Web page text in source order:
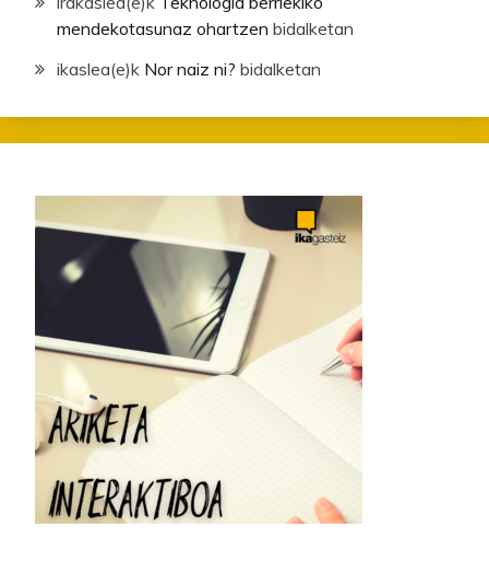
mendekotasunaz ohartzen bidalketan
ikaslea(e)k Nor naiz ni? bidalketan